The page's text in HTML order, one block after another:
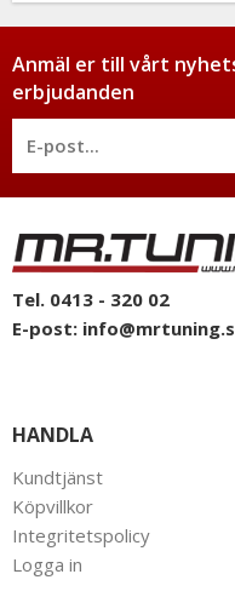
Anmäl er till vårt
erbjudanden
Tel. 0413 - 320 02
E-post:
HANDLA
Kundtjänst
Köpvillkor
Integritetspolicy
Logga in